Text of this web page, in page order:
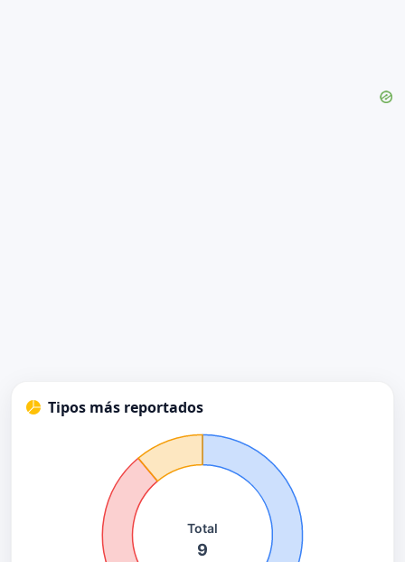
Tipos más reportados